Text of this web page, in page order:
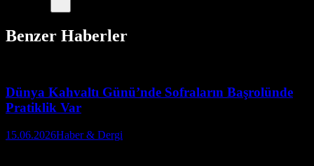
Benzer Haberler
Dünya Kahvaltı Günü’nde Sofraların Başrolünde
Pratiklik Var
15.06.2026Haber & Dergi